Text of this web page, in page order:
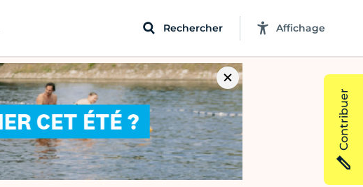
Rechercher Affichage
Contribuer